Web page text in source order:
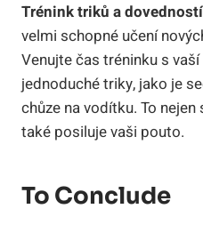
Trénink⁣ triků a
velmi schopné učení
Venujte čas tréninku⁤ s
jednoduché ⁢triky, jako je
chůze​ na vodítku. ‍To‍
také posiluje vaši pouto.
To Conclude